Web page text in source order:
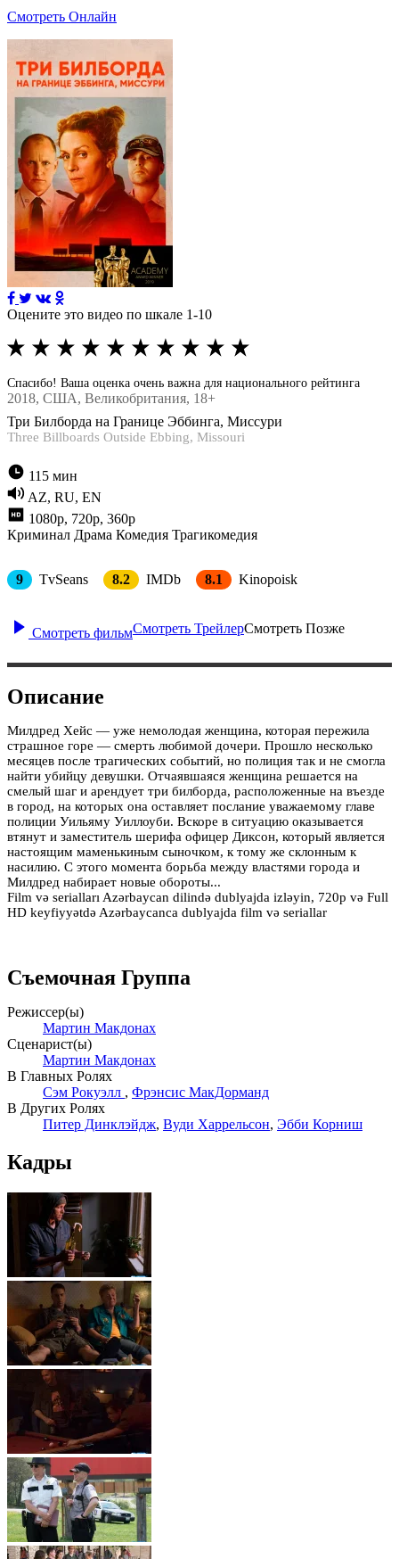
Смотреть Онлайн
Оцените это видео по шкале 1-10
Спасибо! Ваша оценка очень важна для национального рейтинга
2018, США, Великобритания, 18+
Три Билборда на Границе Эббинга, Миссури
Three Billboards Outside Ebbing, Missouri
115 мин
AZ, RU, EN
1080p, 720p, 360p
Криминал Драма Комедия Трагикомедия
9 TvSeans 8.2 IMDb 8.1 Kinopoisk
Смотреть фильмСмотреть ТрейлерСмотреть Позже
Описание
Милдред Хейс — уже немолодая женщина, которая пережила
страшное горе — смерть любимой дочери. Прошло несколько
месяцев после трагических событий, но полиция так и не смогла
найти убийцу девушки. Отчаявшаяся женщина решается на
смелый шаг и арендует три билборда, расположенные на въезде
в город, на которых она оставляет послание уважаемому главе
полиции Уильяму Уиллоуби. Вскоре в ситуацию оказывается
втянут и заместитель шерифа офицер Диксон, который является
настоящим маменькиным сыночком, к тому же склонным к
насилию. С этого момента борьба между властями города и
Милдред набирает новые обороты...
Film və serialları Azərbaycan dilində dublyajda izləyin, 720p və Full
HD keyfiyyətdə Azərbaycanca dublyajda film və seriallar
Съемочная Группа
Режиссер(ы)
Мартин Макдонах
Сценарист(ы)
Мартин Макдонах
В Главных Ролях
Сэм Рокуэлл , Фрэнсис МакДорманд
В Других Ролях
Питер Динклэйдж, Вуди Харрельсон, Эбби Корниш
Кадры